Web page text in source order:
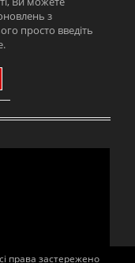
з
просто введіть
права застережено